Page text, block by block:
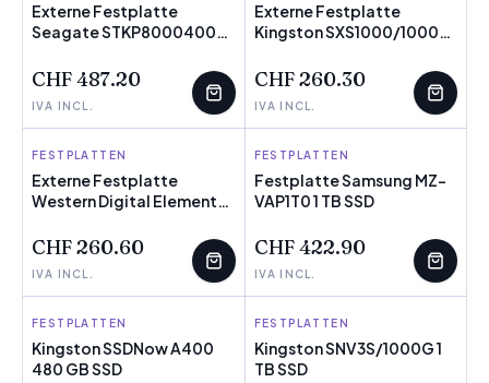
Externe Festplatte
Seagate STKP8000400
CHF 487.20
IVA INCL.
Externe Festplatte
Kingston SXS1000/1000G
CHF 260.30
IVA INCL.
WESTERN DIGITAL
WENIGE ÜBRIG
FESTPLATTEN
Externe Festplatte
Western Digital Elements
CHF 260.60
IVA INCL.
SAMSUNG
FESTPLATTEN
Festplatte Samsung MZ-
VAP1T0 1 TB SSD
CHF 422.90
IVA INCL.
KINGSTON
FESTPLATTEN
Kingston SSDNow A400
480 GB SSD
KINGSTON
FESTPLATTEN
Kingston SNV3S/1000G 1
TB SSD